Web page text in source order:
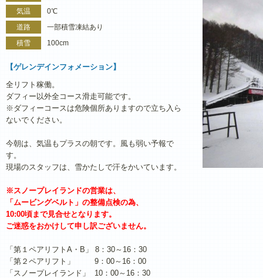
気温
0℃
道路
一部積雪凍結あり
積雪
100cm
【ゲレンデインフォメーション】
全リフト稼働。
ダフィー以外全コース滑走可能です。
※ダフィーコースは危険個所ありますので立ち入ら
ないでください。
今朝は、気温もプラスの朝です。風も弱い予報で
す。
現場のスタッフは、雪かたしで汗をかいています。
※スノープレイランドの営業は、
「ムービングベルト」の整備点検の為、
10:00頃まで見合せとなります。
ご迷惑をおかけして申し訳ございません。
「第１ペアリフトA・B」 8：30～16：30
「第２ペアリフト」 9：00～16：00
「スノープレイランド」 10：00～16：30